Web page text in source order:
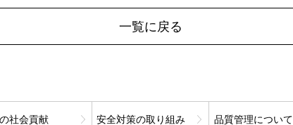
一覧に戻る
社会貢献 安全対策の取り組み 品質管理について